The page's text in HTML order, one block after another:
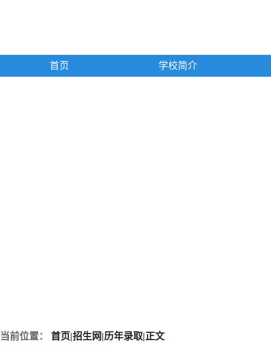
首页 学校简介
当前位置： 首页|招生网|历年录取|正文